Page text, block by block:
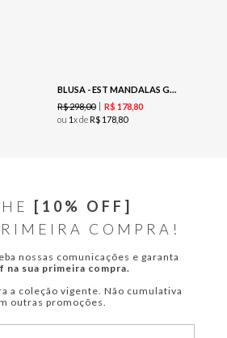
BLUSA - EST MANDALAS GRAVATARIA
R$298,00 R$ 17880
ou 1x deR$ 178 80
[10% OFF]
COMPRA!
nossas comunicações e garanta
na sua primeira compra.
a coleção vigente. Não cumulativa
outras promoções.